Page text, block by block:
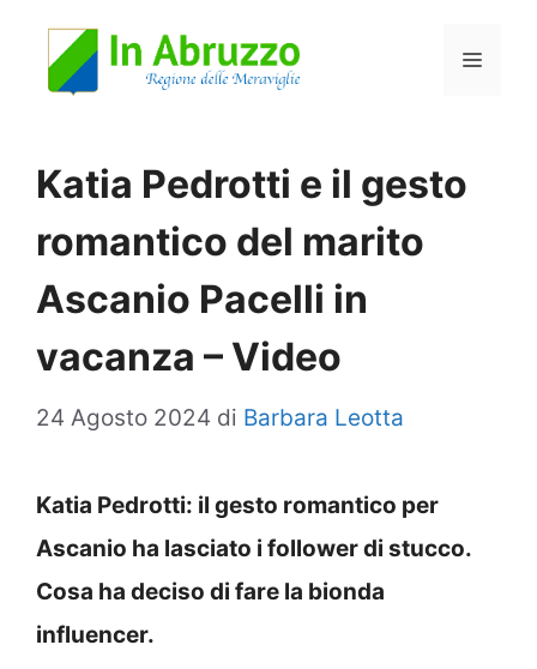
Menu
Katia Pedrotti e il gesto
romantico del marito
Ascanio Pacelli in
vacanza – Video
24 Agosto 2024 di Barbara Leotta
Katia Pedrotti: il gesto romantico per
Ascanio ha lasciato i follower di stucco.
Cosa ha deciso di fare la bionda
influencer.